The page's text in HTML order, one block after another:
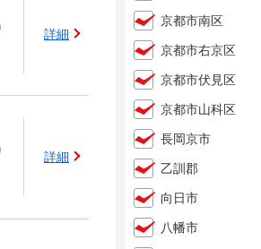
詳細
詳細
京都市南区
京都市右京区
京都市伏見区
京都市山科区
長岡京市
乙訓郡
向日市
八幡市